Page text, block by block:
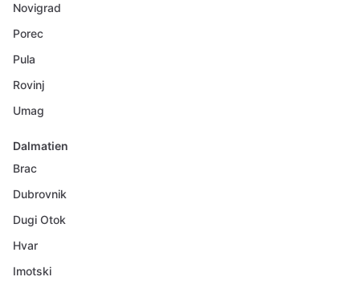
Novigrad
Porec
Pula
Rovinj
Umag
Dalmatien
Brac
Dubrovnik
Dugi Otok
Hvar
Imotski